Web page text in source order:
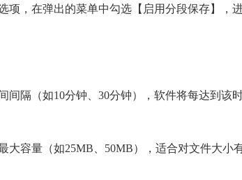
项，在弹出的菜单中勾选【启用分段保存】，
间隔（如10分钟、30分钟），软件将每达到该
大容量（如25MB、50MB），适合对文件大小